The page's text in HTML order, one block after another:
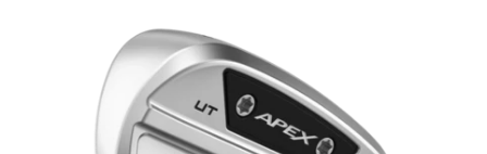
Golfové hole